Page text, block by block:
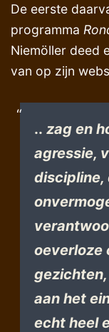
De eerste
programma
Niemöller deed
van op zijn
.. zag en
agressie,
discipline,
oeverloze
aan het
echt heel